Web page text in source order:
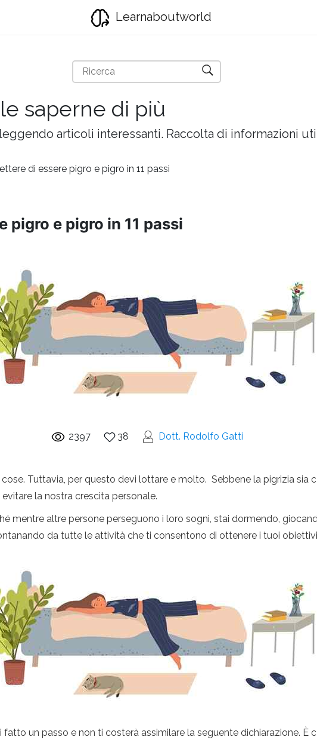
Learnaboutworld
saperne di più
articoli interessanti. Raccolta di informazioni
di essere pigro e pigro in 11 passi
pigro e pigro in 11 passi
2397 38 Dott. Rodolfo Gatti
Tuttavia, per questo devi lottare e molto. Sebbene la pigrizia sia
la nostra crescita personale.
mentre altre persone perseguono i loro sogni, stai dormendo,
da tutte le attività che ti consentono di ottenere i tuoi
un passo e non ti costerà assimilare la seguente dichiarazione. È